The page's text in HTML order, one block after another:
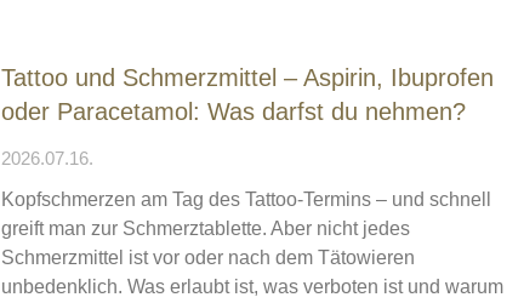
Tattoo und Schmerzmittel – Aspirin, Ibuprofen
oder Paracetamol: Was darfst du nehmen?
2026.07.16.
Kopfschmerzen am Tag des Tattoo-Termins – und schnell
greift man zur Schmerztablette. Aber nicht jedes
Schmerzmittel ist vor oder nach dem Tätowieren
unbedenklich. Was erlaubt ist, was verboten ist und warum